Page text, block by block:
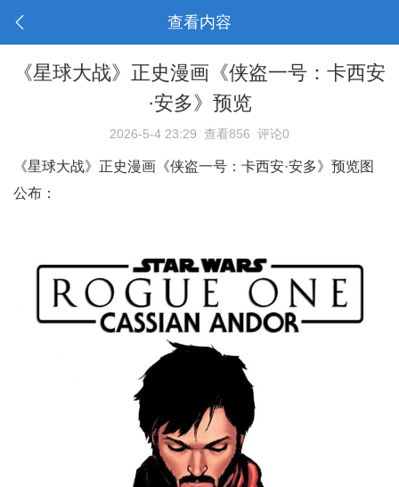
查看内容
《星球大战》正史漫画《侠盗一号：卡西安
·安多》预览
2026-5-4 23:29 查看856 评论0
《星球大战》正史漫画《侠盗一号：卡西安·安多》预览图
公布：